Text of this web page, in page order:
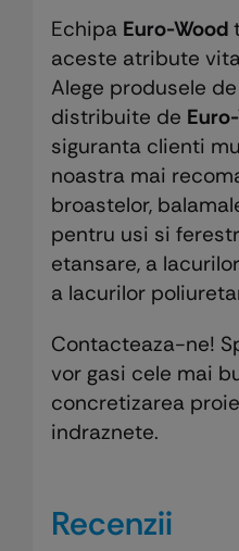
Echipa Euro-Wood
aceste atribute
Alege produsele
distribuite de
siguranta clienti
noastra mai
broastelor,
pentru usi si
etansare, a
a lacurilor
Contacteaza-ne!
vor gasi cele mai
concretizarea
indraznete.
Recenzii